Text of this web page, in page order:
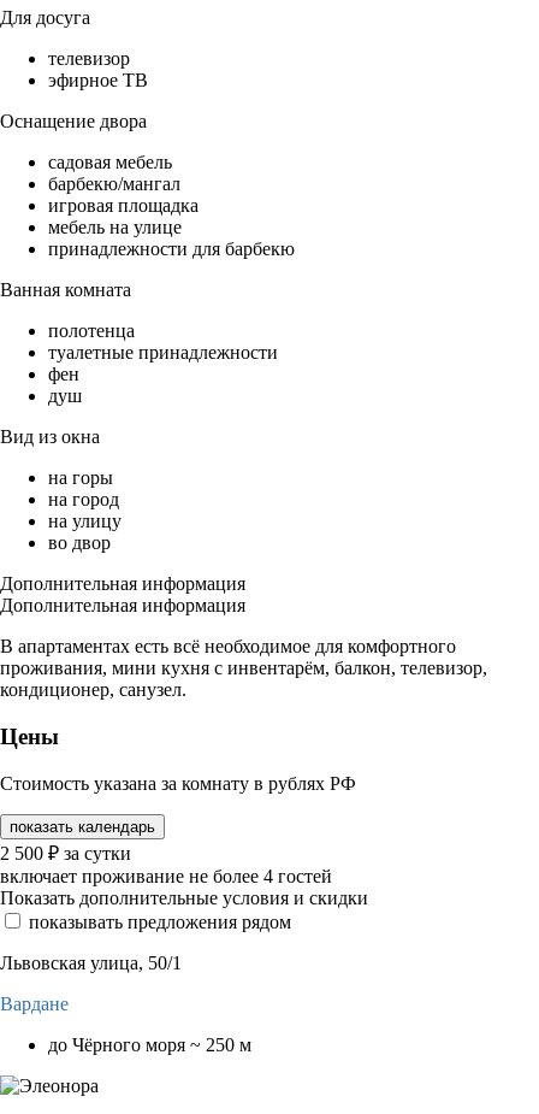
Для досуга
телевизор
эфирное ТВ
Оснащение двора
садовая мебель
барбекю/мангал
игровая площадка
мебель на улице
принадлежности для барбекю
Ванная комната
полотенца
туалетные принадлежности
фен
душ
Вид из окна
на горы
на город
на улицу
во двор
Дополнительная информация
Дополнительная информация
В апартаментах есть всё необходимое для комфортного
проживания, мини кухня с инвентарём, балкон, телевизор,
кондиционер, санузел.
Цены
Стоимость указана за комнату в рублях РФ
показать календарь
2 500 ₽ за сутки
включает проживание не более 4 гостей
Показать дополнительные условия и скидки
показывать предложения рядом
Львовская улица, 50/1
Вардане
до Чёрного моря ~ 250 м